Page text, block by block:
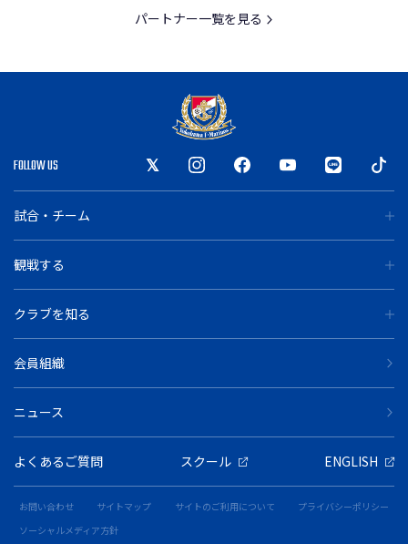
パートナー一覧を見る
FOLLOW US
試合・チーム
観戦する
クラブを知る
会員組織
ニュース
よくあるご質問 スクール ENGLISH
お問い合わせ サイトマップ サイトのご利用について
プライバシーポリシー
ソーシャルメディア方針